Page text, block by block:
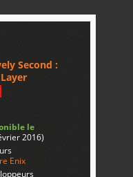
Second :
le
2016)
Enix